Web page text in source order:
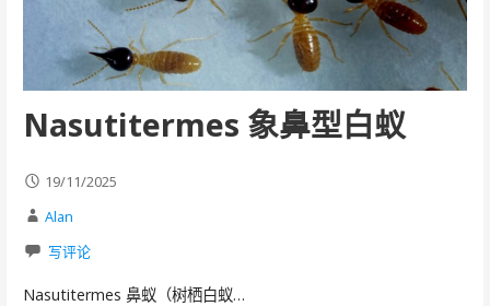
Nasutitermes 象鼻型白蚁
19/11/2025
Alan
写评论
Nasutitermes 鼻蚁（树栖白蚁…